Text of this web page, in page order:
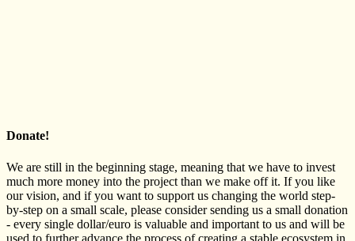
Donate!
We are still in the beginning stage, meaning that we have to invest
much more money into the project than we make off it. If you like
our vision, and if you want to support us changing the world step-
by-step on a small scale, please consider sending us a small donation
- every single dollar/euro is valuable and important to us and will be
used to further advance the process of creating a stable ecosystem in